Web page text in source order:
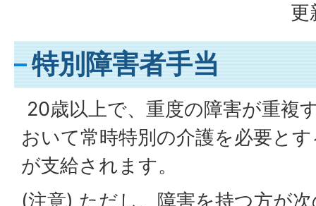
更
特別障害者手当
20歳以上で、重度の障害が重複
おいて常時特別の介護を必要と
が支給されます。
(注意) ただし、障害を持つ方が